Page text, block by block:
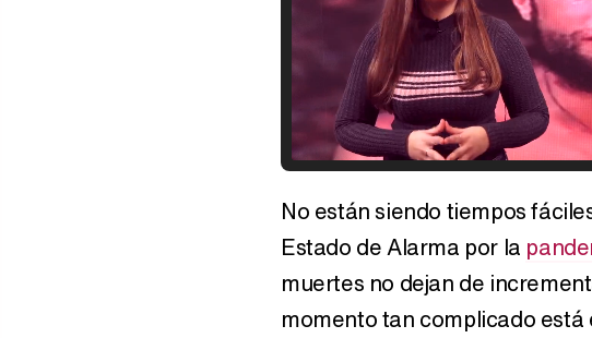
No están siendo tiempos
Estado de Alarma por la
muertes no dejan de
momento tan complicado está